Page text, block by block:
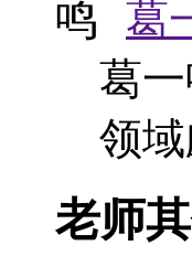
葛
葛
领
老师